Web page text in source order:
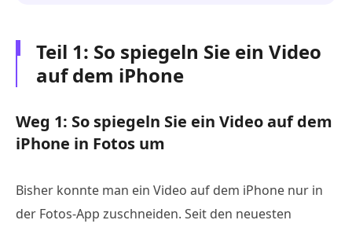
Teil 1: So spiegeln Sie ein Video
auf dem iPhone
Weg 1: So spiegeln Sie ein Video auf dem
iPhone in Fotos um
Bisher konnte man ein Video auf dem iPhone nur in
der Fotos-App zuschneiden. Seit den neuesten